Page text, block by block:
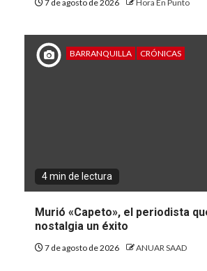
7 de agosto de 2026 Hora En Punto
BARRANQUILLA CRÓNICAS
4 min de lectura
Murió «Capeto», el periodista
nostalgia un éxito
7 de agosto de 2026 ANUAR SAAD